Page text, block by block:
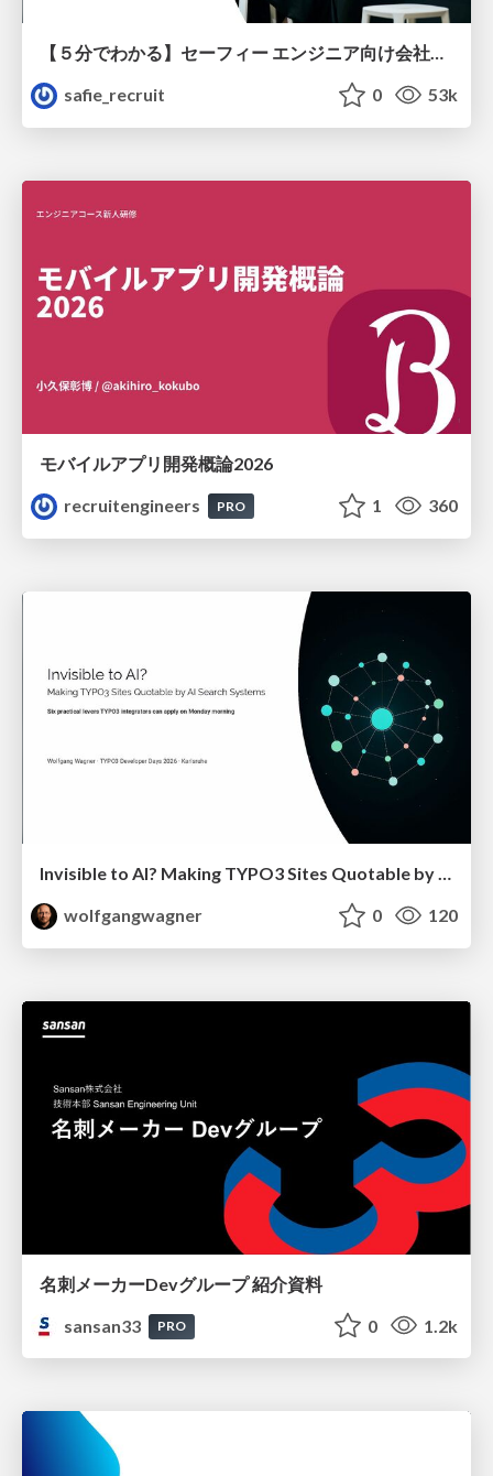
【５分でわかる】セーフィー エンジニア向け会社紹介
safie_recruit
0 53k
モバイルアプリ開発概論2026
recruitengineers
PRO 1 360
Invisible to AI? Making TYPO3 Sites Quotable by AI Search Systems
wolfgangwagner
0 120
名刺メーカーDevグループ 紹介資料
sansan33
PRO 0 1.2k